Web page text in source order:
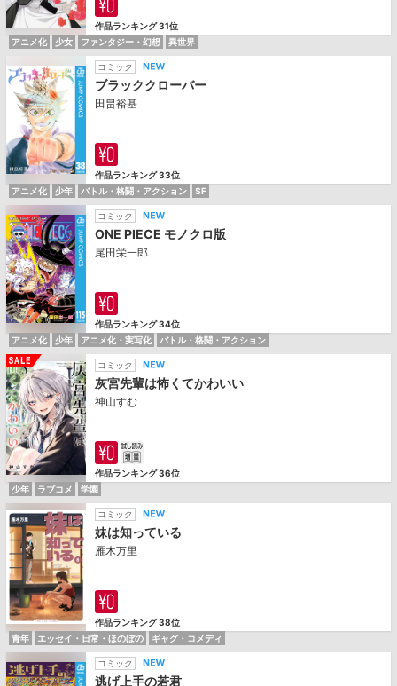
作品ランキング 31位
アニメ化
少女 ファンタジー・幻想 異世界
コミック
ブラッククローバー
田畠裕基
作品ランキング 33位
アニメ化
少年 バトル・格闘・アクション SF
コミック
ONE PIECE モノクロ版
尾田栄一郎
作品ランキング 34位
アニメ化
少年 アニメ化・実写化 バトル・格闘・アクション
コミック
灰宮先輩は怖くてかわいい
神山すむ
作品ランキング 36位
少年
ラブコメ 学園
コミック
妹は知っている
雁木万里
作品ランキング 38位
青年
エッセイ・日常・ほのぼの ギャグ・コメディ
コミック
逃げ上手の若君